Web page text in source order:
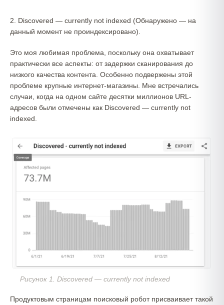
2. Discovered — currently not indexed (Обнаружено — на
данный момент не проиндексировано).
Это моя любимая проблема, поскольку она охватывает
практически все аспекты: от задержки сканирования до
низкого качества контента. Особенно подвержены этой
проблеме крупные интернет-магазины. Мне встречались
случаи, когда на одном сайте десятки миллионов URL-
адресов были отмечены как Discovered — currently not
indexed.
Рисунок 1. Discovered — currently not indexed
Продуктовым страницам поисковый робот присваивает такой